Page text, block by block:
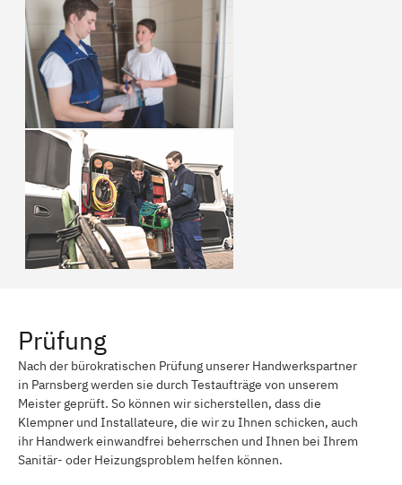
Prüfung
Nach der bürokratischen Prüfung unserer Handwerkspartner
in Parnsberg werden sie durch Testaufträge von unserem
Meister geprüft. So können wir sicherstellen, dass die
Klempner und Installateure, die wir zu Ihnen schicken, auch
ihr Handwerk einwandfrei beherrschen und Ihnen bei Ihrem
Sanitär- oder Heizungsproblem helfen können.